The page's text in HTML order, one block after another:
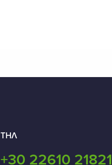
ΤΗΛ
+30 22610 21821